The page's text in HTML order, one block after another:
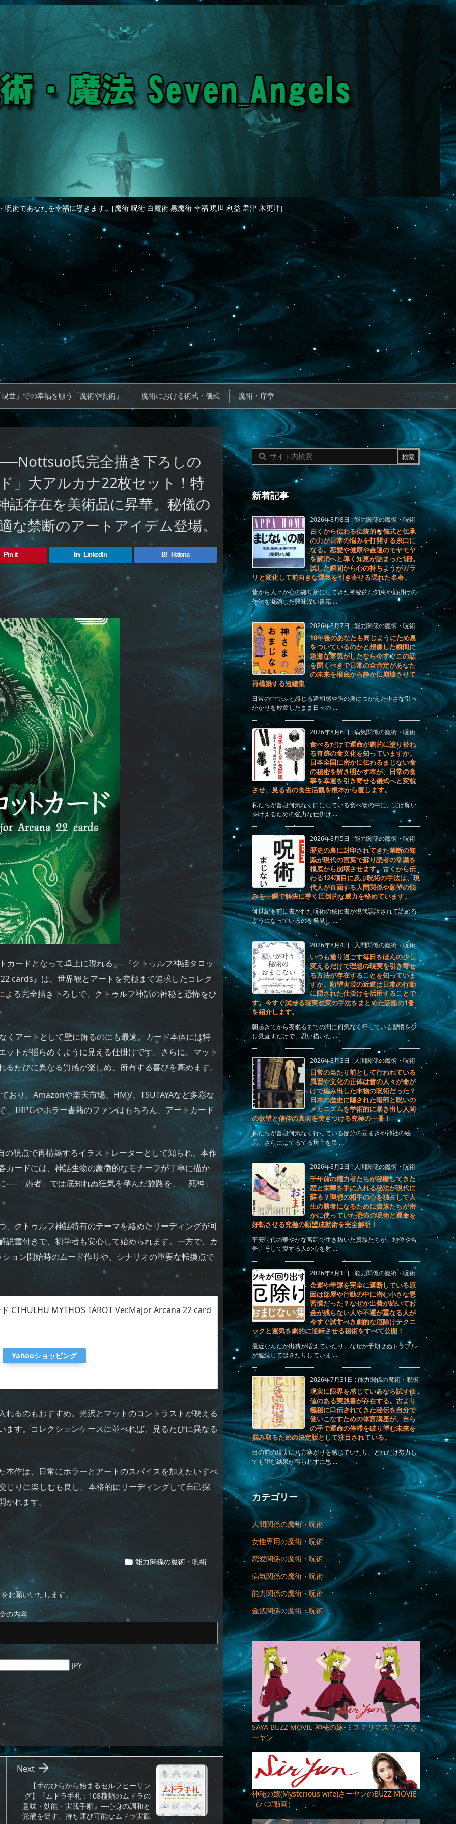
術であなたを幸福に導きます。[魔術 呪術 白魔術 黒魔術 幸福 現世 利益 君津 木更津]
世」での幸福を願う「魔術や呪術」 魔術における術式・儀式 魔術・序章
氏完全描き下ろしの
」大アルカナ22枚セット！特
話存在を美術品に昇華。秘儀の
禁断のアートアイテム登場。
Pin it LinkedIn B! Hatena
カードとなって卓上に現れる──『クトゥルフ神話タロッ
cards』は、世界観とアートを究極まで追求したコレク
る完全描き下ろしで、クトゥルフ神話の神秘と恐怖をひ
くアートとして壁に飾るのにも最適。カード本体には特
トが揺らめくように見える仕掛けです。さらに、マット
たびに異なる質感が楽しめ、所有する喜びを高めます。
おり、Amazonや楽天市場、HMV、TSUTAYAなど多彩な
TRPGやホラー書籍のファンはもちろん、アートカード
視点で再構築するイラストレーターとして知られ、本作
ードには、神話生物の象徴的なモチーフが丁寧に描か
「愚者」では底知れぬ狂気を孕んだ旅路を、「死神」
クトゥルフ神話特有のテーマを絡めたリーディングが可
書付きで、初学者も安心して始められます。一方で、カ
ョン開始時のムード作りや、シナリオの重要な転換点で
CTHULHU MYTHOS TAROT Ver.Major Arcana 22 card
Yahooショッピング
るのもおすすめ。光沢とマットのコントラストが映える
す。コレクションケースに並べれば、見るたびに異なる
作は、日常にホラーとアートのスパイスを加えたいすべ
りに楽しむも良し、本格的にリーディングして自己探
かれます。
 能力関係の魔術・呪術
お願いいたします。
の内容
JPY
【手のひらから始まるセルフヒーリン
グ】『ムドラ手札：108種類のムドラの
意味・効能・実践手順』—心身の調和と
覚醒を促す、持ち運び可能なムドラ実践

Next
新着記事
2026年8月8日:能力関係の魔術・呪術
古くから伝わる伝統的な儀式と伝承
の力が日常の悩みを打開する糸口に
なる。恋愛や健康や金運のモヤモヤ
を解消へと導く知恵が詰まった1冊。
試した瞬間から心の持ちようがガラ
リと変化して前向きな運気を引き寄せる隠れた名著。
昔から人々が心の拠り所にしてきた神秘的な知恵や願掛けの
作法を凝縮した興味深い書籍 ...
2026年8月7日:能力関係の魔術・呪術
10年後のあなたも同じようにため息
をついているのかと想像した瞬間に
急激な寒気がしたなら今すぐこの話
を聞くべきで日常の全肯定があなた
の未来を根底から静かに崩壊させて
再構築する短編集
日常の中でふと感じる違和感や胸の奥につかえた小さな引っ
かかりを放置したまま日々の ...
2026年8月6日 :病気関係の魔術・呪術
食べるだけで運命が劇的に塗り替わ
る奇跡の食文化を知っていますか。
日本全国に密かに伝わるまじない食
の秘密を解き明かす本が、日常の食
事を幸運を引き寄せる儀式へと変貌
させ、見る者の食生活観を根本から覆します。
私たちが普段何気なく口にしている食べ物の中に、実は願い
を叶えるための強力な仕掛け ...
2026年8月5日 :能力関係の魔術・呪術
歴史の裏に封印されてきた禁断の知
識が現代の言葉で蘇り読者の常識を
根底から崩壊させます。古くから伝
わる124項目に及ぶ呪術の手法は、現
代人が直面する人間関係や願望の悩
みを一瞬で解決に導く圧倒的な威力を秘めています。
何世紀も前に書かれた呪術の秘伝書が現代語訳されて読める
ようになっているのを発見し ...
2026年8月4日 :人間関係の魔術・呪術
いつも通り過ごす毎日をほんの少し
変えるだけで理想の現実を引き寄せ
る方法が存在することを知っていま
すか。願望実現の近道は日常の行動
に隠された仕掛けを活用することで
す。今すぐ試せる現実改変の手法をまとめた話題の1冊
を紹介します。
朝起きてから夜眠るまでの間に何気なく行っている習慣を少
し見直すだけで、思い描いた ...
2026年8月3日: 人間関係の魔術・呪術
日常の当たり前として行われている
風習や文化の正体は昔の人々が命が
けで編み出した本物の呪術だった？
日本の歴史に隠された暗部と呪いの
メカニズムを学術的に暴き出し人間
の欲望と信仰の真実を突きつける究極の一冊！
私たちが普段何気なく行っている節分の豆まきや神社の絵
馬、さらにはてるてる坊主を吊 ...
2026年8月2日:人間関係の魔術・呪術
千年前の権力者たちが秘匿してきた
恋と栄華を手に入れる秘法が現代に
蘇る？理想の相手の心を独占して人
生の勝者になるために貴族たちが密
かに使っていた恐怖の呪術と運命を
好転させる究極の願望成就術を完全解明！
平安時代の華やかな宮廷で生き抜いた貴族たちが、地位や名
誉、そして愛する人の心を射 ...
2026年8月1日 :能力関係の魔術・呪術
金運や幸運を完全に遮断している原
因は部屋や行動の中に潜む小さな悪
習慣だった？なぜか出費が続いてお
金が残らない人や不運が重なる人が
今すぐ試すべき劇的な厄除けテクニ
ックと運気を劇的に逆転させる秘術をすべて公開！
最近なんだか出費が増えていたり、なぜか予期せぬトラブル
が連続して起きたりしていま ...
2026年7月31日 :能力関係の魔術・呪術
現実に限界を感じているなら試す価
値のある実践書が存在する。古より
極秘に口伝されてきた秘伝を自分で
使いこなすための体言講座が、自ら
の手で運命の停滞を破り望む未来を
掴み取るための決定版として注目されている。
目の前の現実に八方塞がりを感じていたり、どれだけ努力し
ても望む結果が得られずに思 ...
カテゴリー
人間関係の魔術・呪術
女性専用の魔術・呪術
恋愛関係の魔術・呪術
病気関係の魔術・呪術
能力関係の魔術・呪術
金銭関係の魔術・呪術
SAYA BUZZ MOVIE 神秘の嫁-ミステリアスワイフさ
ーヤン
神秘の嫁(Mysterious wife)さーヤンのBUZZ MOVIE
（バズ動画）